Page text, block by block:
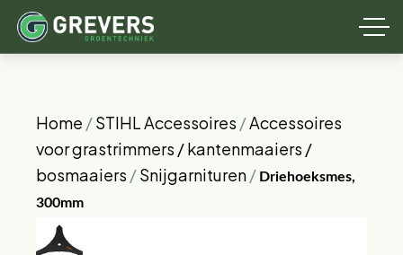
Home /STIHL Accessoires /Accessoires
voor grastrimmers / kantenmaaiers /
bosmaaiers /Snijgarnituren/ Driehoeksmes,
300mm